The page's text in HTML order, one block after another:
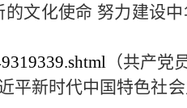
文化使命 努力建设
（共产党
平新时代中国特色社